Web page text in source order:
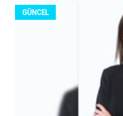
GÜNCEL